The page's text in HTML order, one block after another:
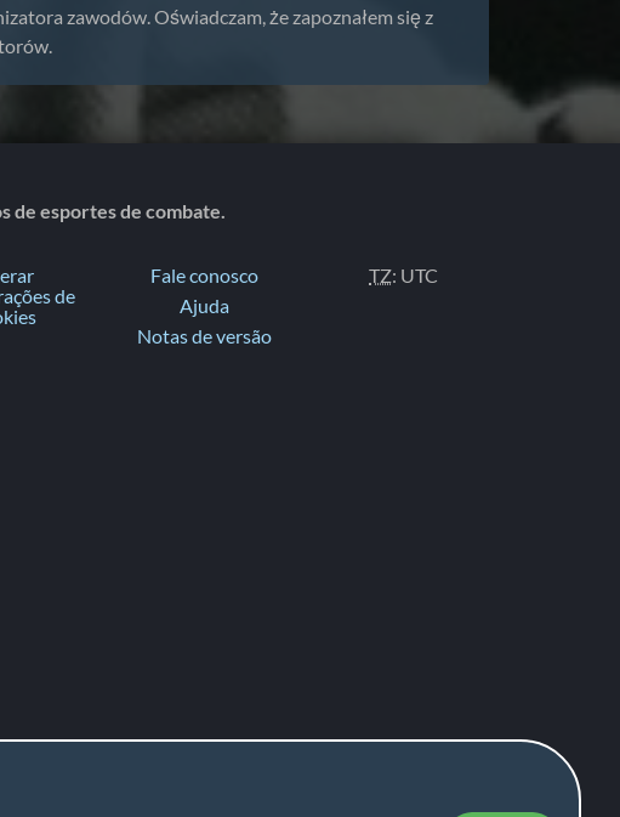
zawodów. Oświadczam, że zapoznałem się z
de esportes de combate.
de
Fale conosco
Ajuda
Notas de versão
TZ: UTC